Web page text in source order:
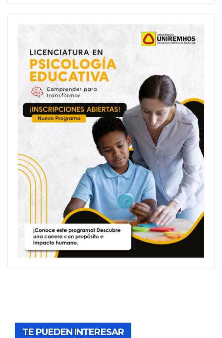
TE PUEDEN INTERESAR